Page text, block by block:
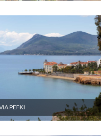
PEFKI